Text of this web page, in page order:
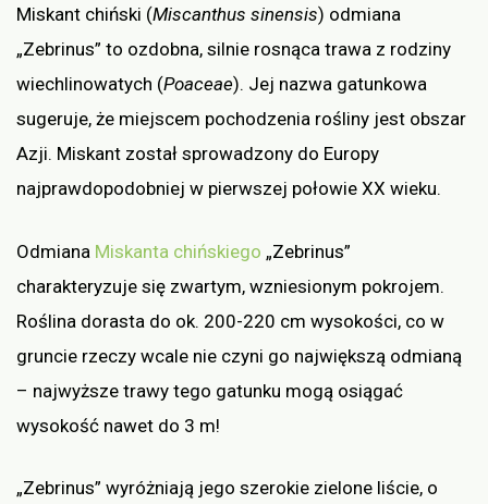
Miskant chiński (Miscanthus sinensis) odmiana
„Zebrinus” to ozdobna, silnie rosnąca trawa z rodziny
wiechlinowatych (Poaceae). Jej nazwa gatunkowa
sugeruje, że miejscem pochodzenia rośliny jest obszar
Azji. Miskant został sprowadzony do Europy
najprawdopodobniej w pierwszej połowie XX wieku.
Odmiana Miskanta chińskiego „Zebrinus”
charakteryzuje się zwartym, wzniesionym pokrojem.
Roślina dorasta do ok. 200-220 cm wysokości, co w
gruncie rzeczy wcale nie czyni go największą odmianą
– najwyższe trawy tego gatunku mogą osiągać
wysokość nawet do 3 m!
„Zebrinus” wyróżniają jego szerokie zielone liście, o